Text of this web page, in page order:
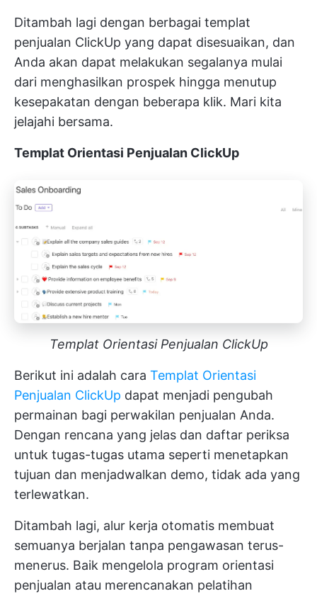
Ditambah lagi dengan berbagai templat
penjualan ClickUp yang dapat disesuaikan, dan
Anda akan dapat melakukan segalanya mulai
dari menghasilkan prospek hingga menutup
kesepakatan dengan beberapa klik. Mari kita
jelajahi bersama.
Templat Orientasi Penjualan ClickUp
Templat Orientasi Penjualan ClickUp
Berikut ini adalah cara Templat Orientasi
Penjualan ClickUp dapat menjadi pengubah
permainan bagi perwakilan penjualan Anda.
Dengan rencana yang jelas dan daftar periksa
untuk tugas-tugas utama seperti menetapkan
tujuan dan menjadwalkan demo, tidak ada yang
terlewatkan.
Ditambah lagi, alur kerja otomatis membuat
semuanya berjalan tanpa pengawasan terus-
menerus. Baik mengelola program orientasi
penjualan atau merencanakan pelatihan